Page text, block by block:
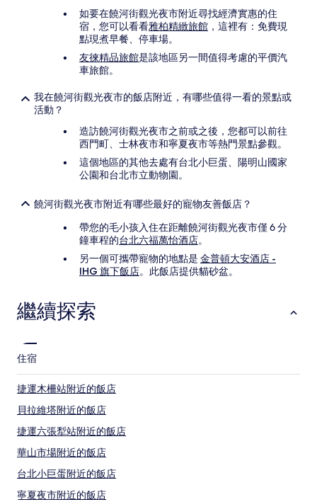
如要在饒河街觀光夜市附近尋找經濟實惠的住
宿，您可以看看雅柏精緻旅館 ，這裡有：免費現
點現煮早餐、停車場。
友徠精品旅館是該地區另一間值得考慮的平價汽
車旅館。
我在饒河街觀光夜市的飯店附近，有哪些值得一看的景點或
活動？
造訪饒河街觀光夜市之前或之後，您都可以前往
西門町、士林夜市和寧夏夜市等熱門景點參觀。
這個地區的其他去處有台北小巨蛋、陽明山國家
公園和台北市立動物園。
饒河街觀光夜市附近有哪些最好的寵物友善飯店？
帶您的毛小孩入住在距離饒河街觀光夜市僅 6 分
鐘車程的台北六福萬怡酒店。
另一個可攜帶寵物的地點是 金普頓大安酒店 -
IHG 旗下飯店。此飯店提供貓砂盆。
繼續探索
住宿
捷運木柵站附近的飯店
貝拉維塔附近的飯店
捷運六張犁站附近的飯店
華山市場附近的飯店
台北小巨蛋附近的飯店
寧夏夜市附近的飯店